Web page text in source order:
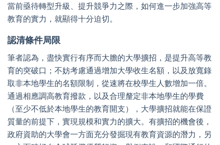
當前亟待轉型升級、提升競爭力之際，如何進一步加強高等
教育的實力，就顯得十分迫切。
認清條件局限
筆者認為，盡快實行有序而大膽的大學擴招，是提升高等教
育的突破口；不妨考慮通過增加大學收生名額，以及放寬錄
取非本地學生的名額限制，從速將在校學生人數增加一倍。
通過相應調高教育撥款，以及合理釐定非本地學生的學費
（至少不低於本地學生的教育開支），大學擴招就能在保證
質量的前提下，實現規模和實力的擴大。有擴招的機會後，
政府資助的大學會一方面充分發掘現有教育資源的潛力，另